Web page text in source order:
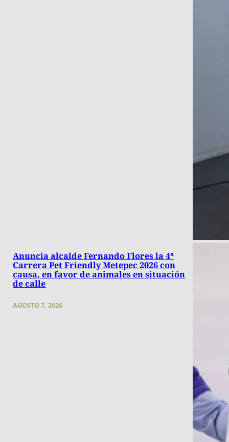
Anuncia alcalde Fernando Flores la 4ª
Carrera Pet Friendly Metepec 2026 con
causa, en favor de animales en situación
de calle
AGOSTO 7, 2026